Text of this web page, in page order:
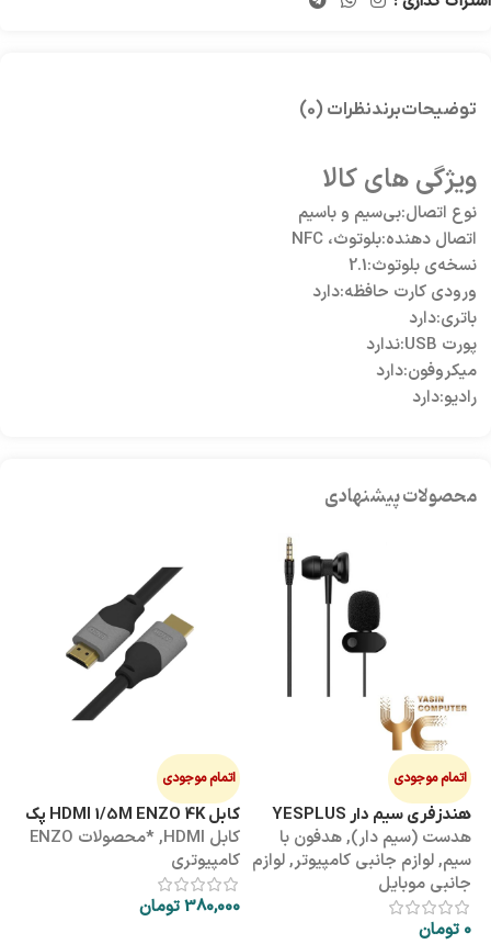
توضیحاتبرندنظرات (0)
ویژگی های کالا
نوع اتصال:بی‌سیم و باسیم
اتصال دهنده:بلوتوث، NFC
نسخه‌ی بلوتوث:2.1
ورودی کارت حافظه:دارد
باتری:دارد
پورت USB:ندارد
میکروفون:دارد
رادیو:دارد
محصولات پیشنهادی
اتمام موجودی
هندزفری سیم دار YESPLUS
YS-113
هدست (سیم دار),هدفون با
سیم,لوازم جانبی کامپیوتر,لوازم
جانبی موبایل
0 تومان
اتمام موجودی
کابل HDMI 1/5M ENZO 4K پک
طلقی
کابل HDMI ,
*محصولات ENZO
کامپیوتری
380,000تومان